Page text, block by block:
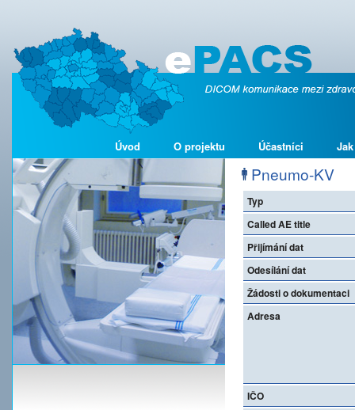
Úvod O projektu Účastníci
Pneumo-KV
Typ
Called AE title
Přijímání dat
Odesílání dat
Žádosti o dokumentaci
Adresa
IČO